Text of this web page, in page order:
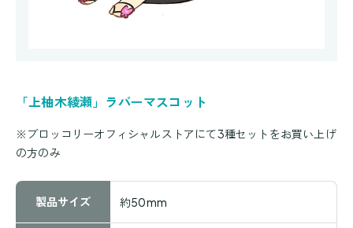
「上柚木綾瀬」ラバーマスコット
※ブロッコリーオフィシャルストアにて3種セットをお買い上げ
の方のみ
製品サイズ 約50mm